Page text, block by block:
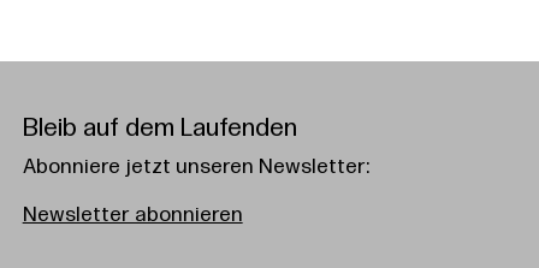
Bleib auf dem Laufenden
Abonniere jetzt unseren Newsletter:
Newsletter abonnieren